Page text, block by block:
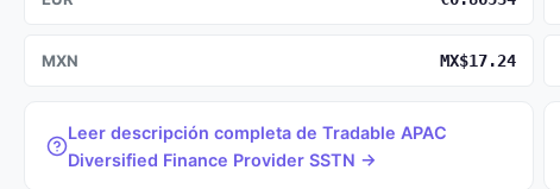
MXN MX$17.24
Leer descripción completa de Tradable APAC
Diversified Finance Provider SSTN →